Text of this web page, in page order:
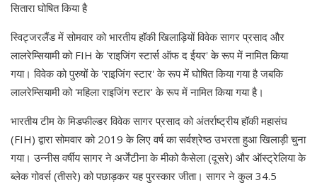
सितारा घोषित किया है
स्विट्जरलैंड में सोमवार को भारतीय हॉकी खिलाड़ियों विवेक सागर प्रसाद और
लालरेम्सियामी को FIH के 'राइजिंग स्टार्स ऑफ द ईयर' के रूप में नामित किया
गया। विवेक को पुरुषों के 'राइजिंग स्टार' के रूप में घोषित किया गया है जबकि
लालरेम्सियामी को 'महिला राइजिंग स्टार' के रूप में नामित किया गया है।
भारतीय टीम के मिडफील्डर विवेक सागर प्रसाद को अंतर्राष्ट्रीय हॉकी महासंघ
(FIH) द्वारा सोमवार को 2019 के लिए वर्ष का सर्वश्रेष्ठ उभरता हुआ खिलाड़ी चुना
गया। उन्नीस वर्षीय सागर ने अर्जेंटीना के मीको कैसेला (दूसरे) और ऑस्ट्रेलिया के
ब्लेक गोवर्स (तीसरे) को पछाड़कर यह पुरस्कार जीता। सागर ने कुल 34.5